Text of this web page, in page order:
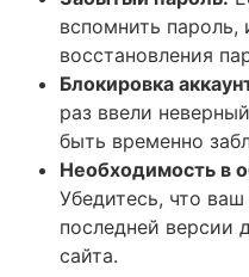
вспомнить пароль,
восстановления
Блокировка
раз ввели
быть временно
Необходимость в
Убедитесь, что
последней версии
сайта.